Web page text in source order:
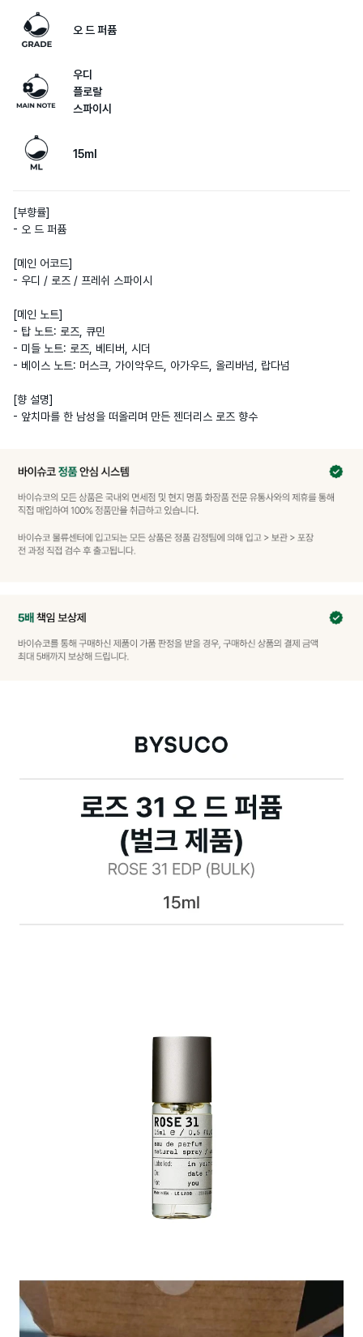
오 드 퍼퓸
우디
플로랄
스파이시
15ml
[부향률]
- 오 드 퍼퓸
[메인 어코드]
- 우디 / 로즈 / 프레쉬 스파이시
[메인 노트]
- 탑 노트: 로즈, 큐민
- 미들 노트: 로즈, 베티버, 시더
- 베이스 노트: 머스크, 가이악우드, 아가우드, 올리바넘, 랍다넘
[향 설명]
- 앞치마를 한 남성을 떠올리며 만든 젠더리스 로즈 향수